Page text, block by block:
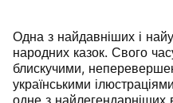
Одна з найдавніших і
народних казок. Свого
блискучими,
українськими
одне з найлегендарніших